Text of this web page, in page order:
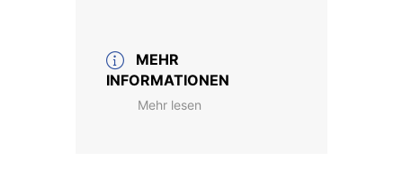
MEHR
INFORMATIONEN
Mehr lesen